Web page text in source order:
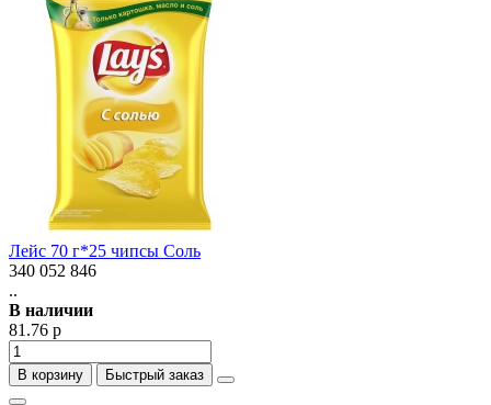
Лейс 70 г*25 чипсы Соль
340 052 846
..
В наличии
81.76 р
В корзину Быстрый заказ